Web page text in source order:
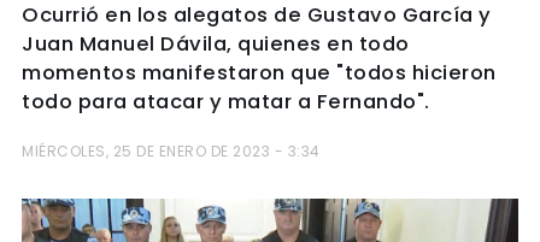
Ocurrió en los alegatos de Gustavo García y
Juan Manuel Dávila, quienes en todo
momentos manifestaron que "todos hicieron
todo para atacar y matar a Fernando".
MIÉRCOLES, 25 DE ENERO DE 2023 - 3:34